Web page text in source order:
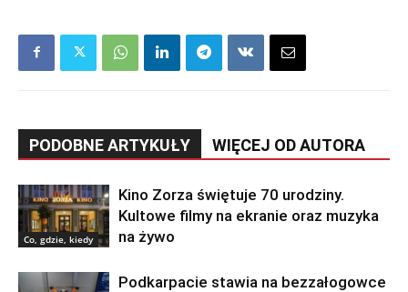
PODOBNE ARTYKUŁY WIĘCEJ OD AUTORA
Co, gdzie, kiedy
Kino Zorza świętuje 70 urodziny.
Kultowe filmy na ekranie oraz muzyka
na żywo
Podkarpacie stawia na bezzałogowce